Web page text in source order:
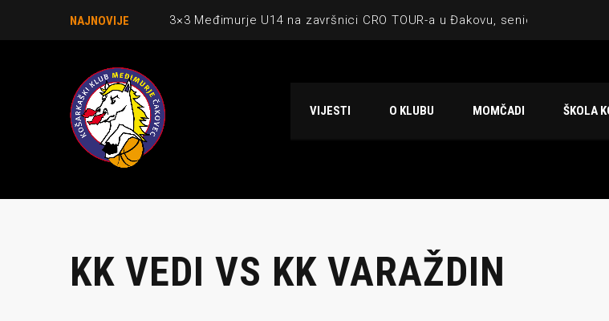
NAJNOVIJE 3×3 Međimurje U14 na završnici CRO TOUR-a u Đakovu, seniorska ekipa
Međimurje u revijalnoj utakmici ugostilo atraktivnu NCAA ekipu OBU Bison
VIJESTI O KLUBU MOMČADI ŠKOLA
KK VEDI VS KK VARAŽDIN